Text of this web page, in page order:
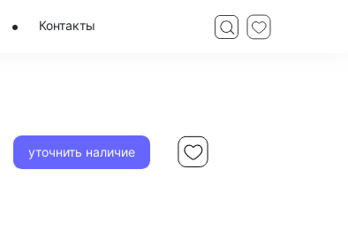
Контакты
уточнить наличие